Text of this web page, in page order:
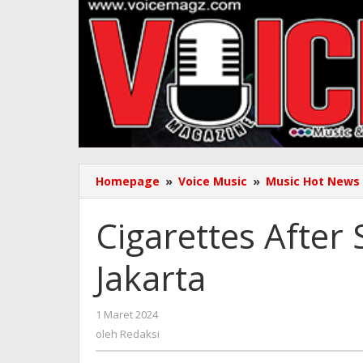
Homepage » Voice Music » Music Hot News
Cigarettes After
Jakarta
1 Maret 2024
oleh Redaksi